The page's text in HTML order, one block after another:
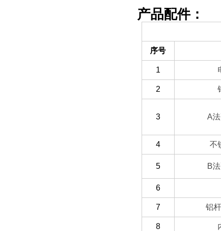
产品配件：
序号
1
2
3 A
4 不
5 B
6
7 铝
8